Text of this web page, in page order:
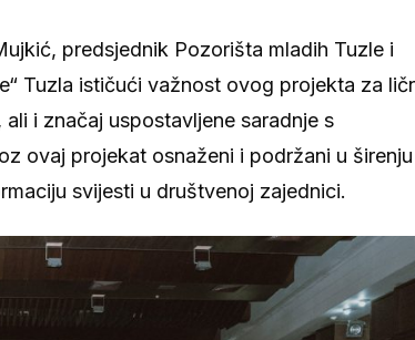
predsjednik Pozorišta mladih Tuzle i
Tuzla ističući važnost ovog projekta za
i značaj uspostavljene saradnje s
ovaj projekat osnaženi i podržani u širenju
svijesti u društvenoj zajednici.